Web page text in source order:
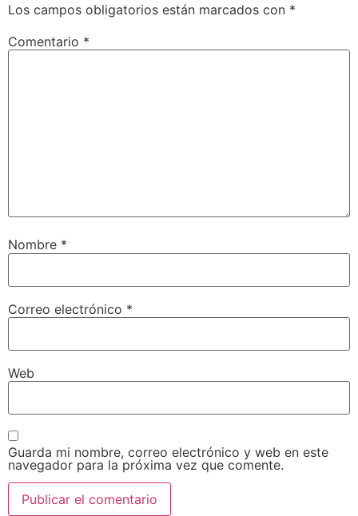
Los campos obligatorios están marcados con *
Comentario *
Nombre *
Correo electrónico *
Web
Guarda mi nombre, correo electrónico y web en este
navegador para la próxima vez que comente.